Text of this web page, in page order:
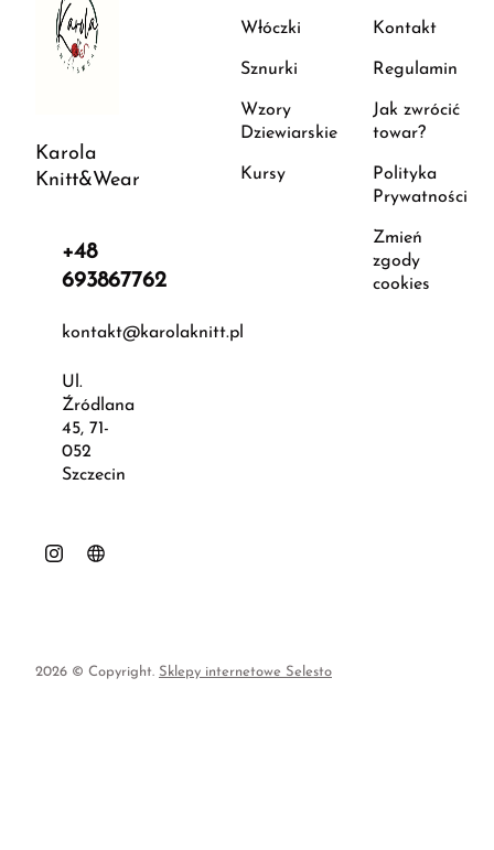
Karola
Knitt&Wear
+48
693867762
kontakt@karolaknitt.pl
Ul.
Źródlana
45, 71-
052
Szczecin
Włóczki
Sznurki
Wzory
Dziewiarskie
Kursy
Kontakt
Regulamin
Jak zwrócić
towar?
Polityka
Prywatności
Zmień
zgody
cookies
2026 © Copyright. Sklepy internetowe Selesto